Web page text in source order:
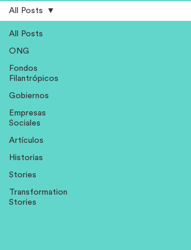
All Posts
ONG
Fondos
Filantrópicos
Gobiernos
Empresas
Sociales
Artículos
Historias
Stories
Transformation
Stories
All Posts